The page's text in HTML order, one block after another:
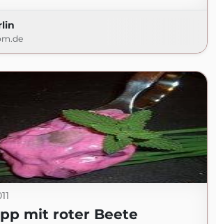
mit roter Beete